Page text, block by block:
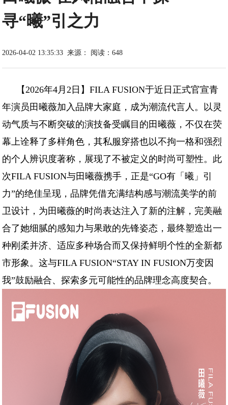
寻“曦”引之力
2026-04-02 13:35:33 来源： 阅读：648
【2026年4月2日】FILA FUSION于近日正式官宣青
年演员田曦薇加入品牌大家庭，成为潮流代言人。以灵
动气质与不断突破的演技备受瞩目的田曦薇，不仅在荧
幕上诠释了多样角色，其私服穿搭也以不拘一格和强烈
的个人辨识度著称，展现了不被定义的时尚可塑性。此
次FILA FUSION与田曦薇携手，正是“GO有「曦」引
力”的绝佳呈现，品牌凭借充满结构感与潮流美学的前
卫设计，为田曦薇的时尚表达注入了新的注解，完美融
合了她细腻的感知力与果敢的先锋姿态，最终塑造出一
种刚柔并济、适应多种场合而又保持鲜明个性的全新都
市形象。这与FILA FUSION“STAY IN FUSION万变因
我”鼓励融合、探索多元可能性的品牌理念高度契合。